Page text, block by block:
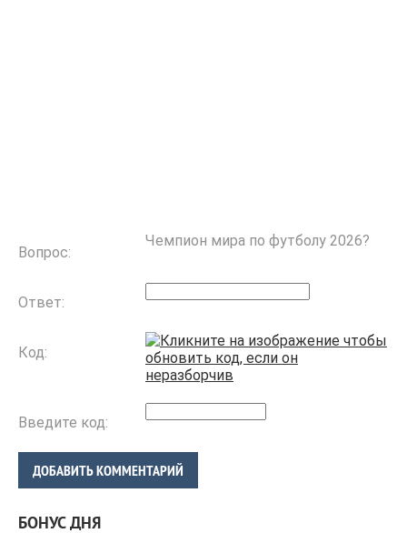
Вопрос:
Чемпион мира по футболу 2026?
Ответ:
Код:
Введите код:
ДОБАВИТЬ КОММЕНТАРИЙ
БОНУС ДНЯ